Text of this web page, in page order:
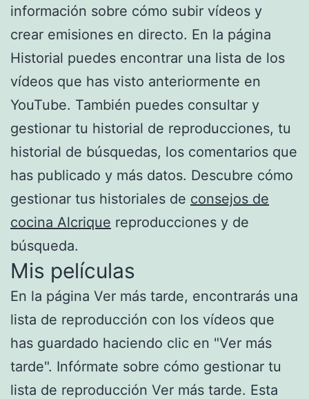
información sobre cómo subir vídeos y
crear emisiones en directo. En la página
Historial puedes encontrar una lista de los
vídeos que has visto anteriormente en
YouTube. También puedes consultar y
gestionar tu historial de reproducciones, tu
historial de búsquedas, los comentarios que
has publicado y más datos. Descubre cómo
gestionar tus historiales de consejos de
cocina Alcrique reproducciones y de
búsqueda.
Mis películas
En la página Ver más tarde, encontrarás una
lista de reproducción con los vídeos que
has guardado haciendo clic en "Ver más
tarde". Infórmate sobre cómo gestionar tu
lista de reproducción Ver más tarde. Esta